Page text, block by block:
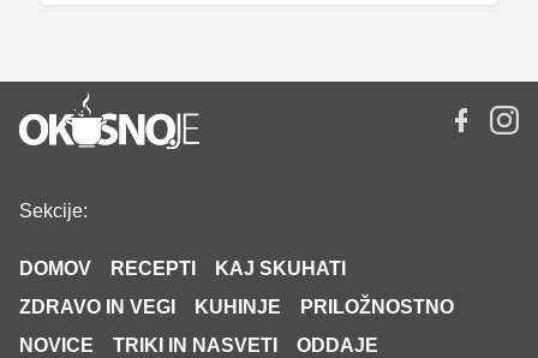
Sekcije:
DOMOV RECEPTI
KAJ SKUHATI
ZDRAVO IN VEGI
KUHINJE
PRILOŽNOSTNO
NOVICE
TRIKI IN NASVETI ODDAJE